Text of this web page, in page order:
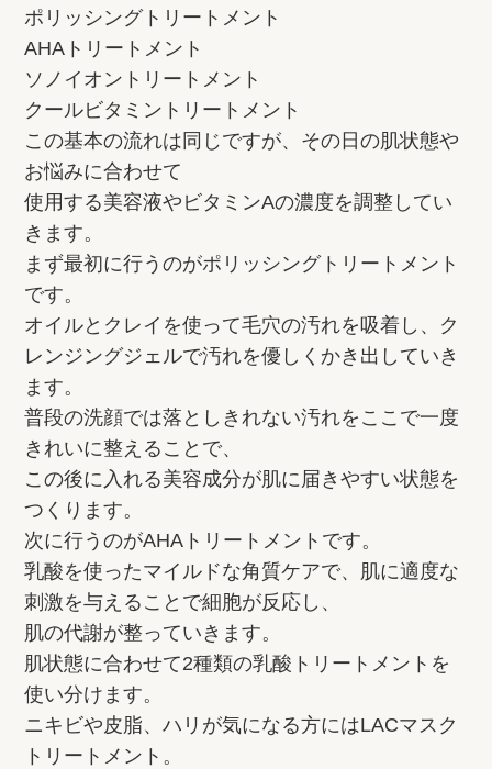
ポリッシングトリートメント
AHAトリートメント
ソノイオントリートメント
クールビタミントリートメント
この基本の流れは同じですが、その日の肌状態や
お悩みに合わせて
使用する美容液やビタミンAの濃度を調整してい
きます。
まず最初に行うのがポリッシングトリートメント
です。
オイルとクレイを使って毛穴の汚れを吸着し、ク
レンジングジェルで汚れを優しくかき出していき
ます。
普段の洗顔では落としきれない汚れをここで一度
きれいに整えることで、
この後に入れる美容成分が肌に届きやすい状態を
つくります。
次に行うのがAHAトリートメントです。
乳酸を使ったマイルドな角質ケアで、肌に適度な
刺激を与えることで細胞が反応し、
肌の代謝が整っていきます。
肌状態に合わせて2種類の乳酸トリートメントを
使い分けます。
ニキビや皮脂、ハリが気になる方にはLACマスク
トリートメント。